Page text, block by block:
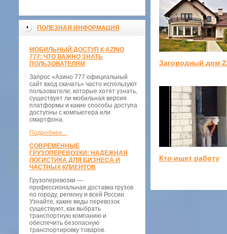
ПОЛЕЗНАЯ ИНФОРМАЦИЯ
МОБИЛЬНЫЙ ДОСТУП К AZINO
777: ЧТО ВАЖНО ЗНАТЬ
ПОЛЬЗОВАТЕЛЯМ
Запрос «Азино 777 официальный
сайт вход скачать» часто используют
пользователи, которые хотят узнать,
существует ли мобильная версия
платформы и какие способы доступа
доступны с компьютера или
смартфона.
Подробнее...
СОВРЕМЕННЫЕ
ГРУЗОПЕРЕВОЗКИ: НАДЕЖНАЯ
ЛОГИСТИКА ДЛЯ БИЗНЕСА И
ЧАСТНЫХ КЛИЕНТОВ
Грузоперевозки —
профессиональная доставка грузов
по городу, региону и всей России.
Узнайте, какие виды перевозок
существуют, как выбрать
транспортную компанию и
обеспечить безопасную
транспортировку товаров.
Загородный дом
Кто ищет работу